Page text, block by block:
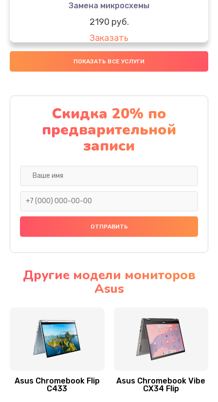
Замена микросхемы
2190 руб.
Заказать
Замена передней камеры
Заказать
Замена полифонического динамика
390 руб.
Заказать
Сбор/Разбор
Чистка динамика и микрофонов (с разбором)
Замена кнопки Home (домой)
Заказать
ПОКАЗАТЬ ВСЕ УСЛУГИ
Скидка 20% по
предварительной
записи
Другие модели мониторов
Asus
Asus Chromebook Flip
C433
Asus Chromebook Vibe
CX34 Flip